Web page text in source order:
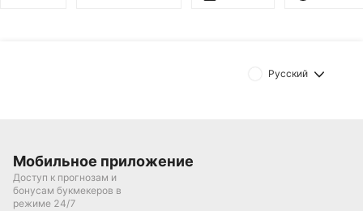
Русский
Мобильное приложение
Доступ к прогнозам и
бонусам букмекеров в
режиме 24/7